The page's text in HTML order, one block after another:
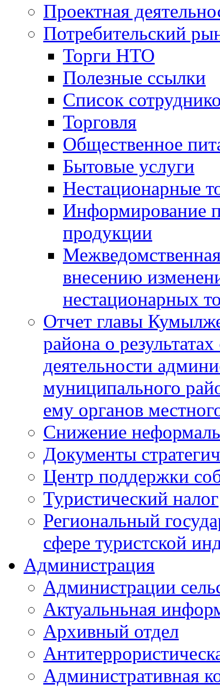
Проектная
Потребительский
Торги НТО
Полезные ссылки
Список
Торговля
Общественное
Бытовые услуги
Нестационарные
Информирование
продукции
внесению
нестационарных
Отчет главы
района о
деятельности
муниципального
ему органов
Снижение
Документы
Центр поддержки
Туристический налог
Региональный
сфере туристской
Администрация
Администрации
Актуальньная
Архивный отдел
Административная